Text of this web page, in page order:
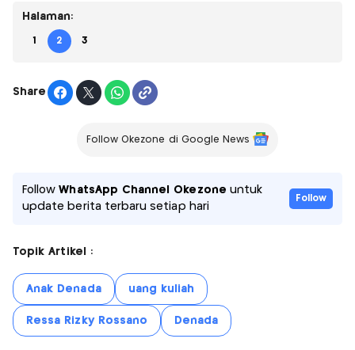
Halaman:
1 2 3
Share
Follow Okezone di Google News
FollowWhatsApp Channel Okezone untuk
update berita terbaru setiap hari
Follow
Topik Artikel :
Anak Denada uang kuliah
Ressa Rizky Rossano Denada